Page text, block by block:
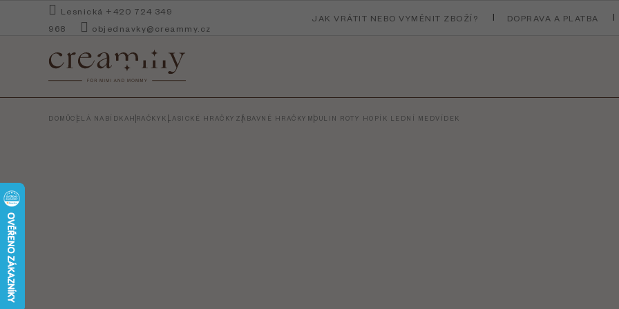
Lesnická +420 724 349
968
objednavky@creammy.cz
JAK VRÁTIT NEBO VYMĚNIT ZBOŽÍ? DOPRAVA A PLATBA
DOMŮCELÁ NABÍDKAHRAČKY KLASICKÉ HRAČKY ZÁBAVNÉ HRAČKY MOULIN ROTY HOPÍK LEDNÍ MEDVÍDEK